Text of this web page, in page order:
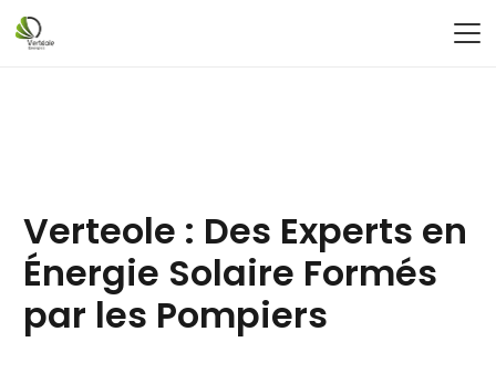
Verteole : Des Experts en
Énergie Solaire Formés
par les Pompiers